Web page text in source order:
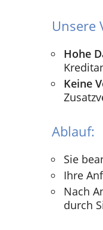
Unsere
Hohe
Keine
Ablauf:
Sie
Ihre
Nach
durch